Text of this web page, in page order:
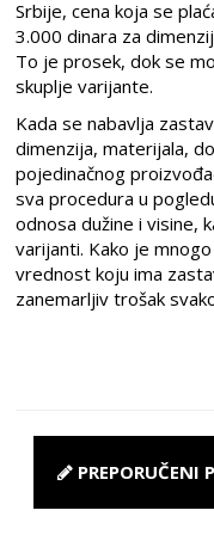
Srbije, cena koja se
3.000 dinara za
To je prosek, dok se
skuplje varijante.
Kada se nabavlja
dimenzija, materijala,
pojedinačnog
sva procedura u
odnosa dužine i visine,
varijanti. Kako je
vrednost koju ima
zanemarljiv trošak
PREPORUČENI